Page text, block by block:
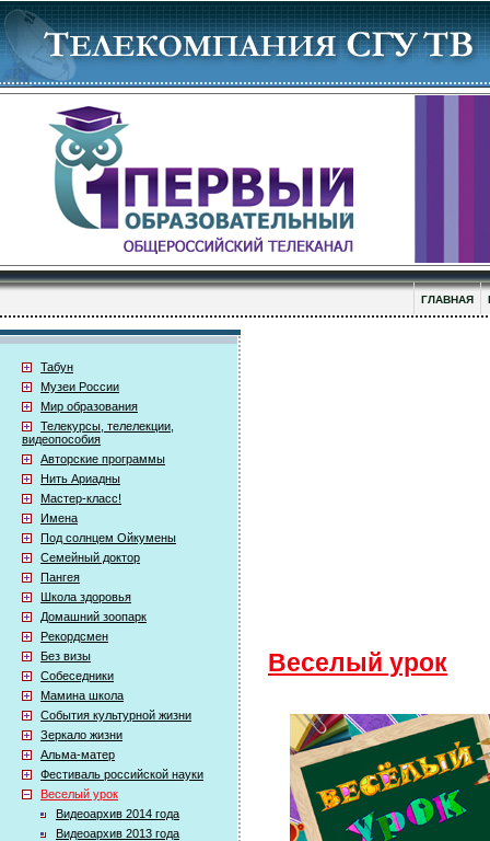
ГЛАВНАЯ
Табун
Музеи России
Мир образования
Телекурсы, телелекции,
видеопособия
Авторские программы
Нить Ариадны
Мастер-класс!
Имена
Под солнцем Ойкумены
Семейный доктор
Пангея
Школа здоровья
Домашний зоопарк
Рекордсмен
Без визы
Собеседники
Мамина школа
События культурной жизни
Зеркало жизни
Альма-матер
Фестиваль российской науки
Веселый урок
Видеоархив 2014 года
Видеоархив 2013 года
Веселый урок